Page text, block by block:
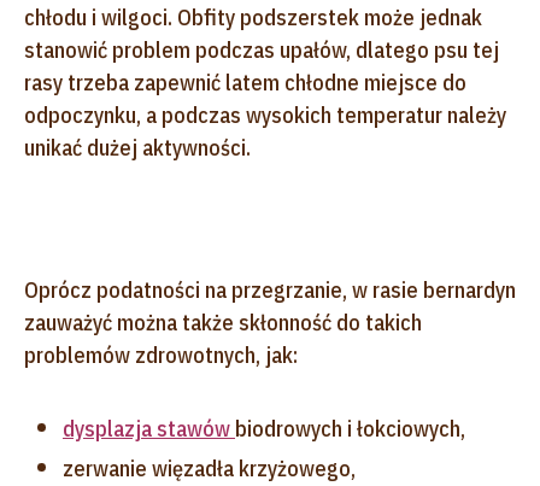
chłodu i wilgoci. Obfity podszerstek może jednak
stanowić problem podczas upałów, dlatego psu tej
rasy trzeba zapewnić latem chłodne miejsce do
odpoczynku, a podczas wysokich temperatur należy
unikać dużej aktywności.
Oprócz podatności na przegrzanie, w rasie bernardyn
zauważyć można także skłonność do takich
problemów zdrowotnych, jak:
dysplazja stawów biodrowych i łokciowych,
zerwanie więzadła krzyżowego,